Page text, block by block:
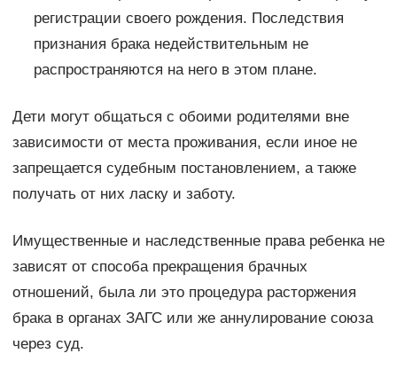
регистрации своего рождения. Последствия
признания брака недействительным не
распространяются на него в этом плане.
Дети могут общаться с обоими родителями вне
зависимости от места проживания, если иное не
запрещается судебным постановлением, а также
получать от них ласку и заботу.
Имущественные и наследственные права ребенка не
зависят от способа прекращения брачных
отношений, была ли это процедура расторжения
брака в органах ЗАГС или же аннулирование союза
через суд.